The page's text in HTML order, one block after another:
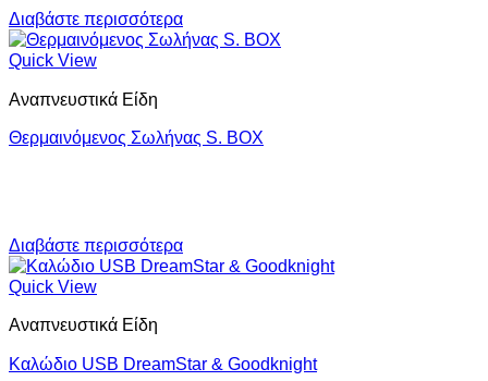
Διαβάστε περισσότερα
Quick View
Αναπνευστικά Είδη
Θερμαινόμενος Σωλήνας S. BOX
Διαβάστε περισσότερα
Quick View
Αναπνευστικά Είδη
Καλώδιο USB DreamStar & Goodknight